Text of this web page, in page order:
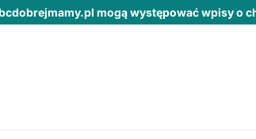
mogą występować wpisy o